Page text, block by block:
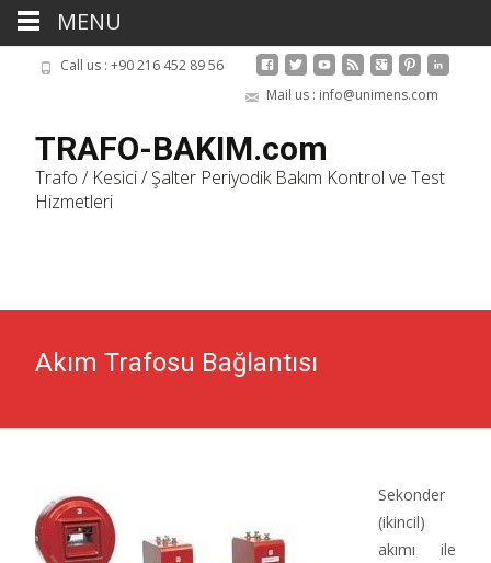
Call us : +90 216 452 89 56
Mail us : info@unimens.com
TRAFO-BAKIM.com
Trafo / Kesici / Şalter Periyodik Bakım Kontrol ve Test
Hizmetleri
Akım Trafosu Bağlantısı
Sekonder
(ikincil)
akımı ile
MENU